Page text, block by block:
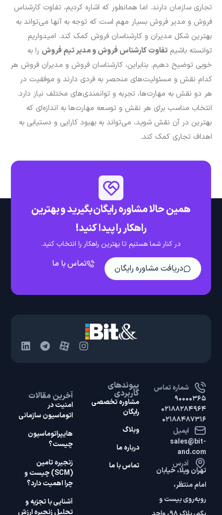
تجاری سازمان دارند. اما همانطور که اشاره کردیم، تفاوت کارشناس
فروش و مدیر فروش بسیار مهم است که توجه به آنها می‌تواند به
بهترین شکل مدیران و کارشناسان فروش کمک کند. امیدواریم
توانسته باشیم تفاوت کارشناس فروش و مدیر تیم فروش را به
خوبی توضیح دهیم. بنابراین، کارشناسان فروش و مدیران فروش هر
کدام نقش و مسئولیت‌های منحصر به فردی دارند و موفقیت در
هر دو نقش به مهارت‌ها، تجربه و توانمندی‌های مختلف نیاز دارد.
انتخاب مناسب برای هر نقش و توسعه مهارت‌ها به اندازه‌ای که
بهترین در آن نقش شوید، می‌تواند به بهبود کارایی و دستیابی به
اهداف تجاری کمک کند.
همین حالا مشاوره رایگان بگیرید و بهترین
راهکار را پیدا کنید!
در کنار شما هستیم تا بهترین راهکار را انتخاب کنید.
دریافت مشاوره رایگان تماس با ما
شماره تماس
۹۰۰۰۰۳۶۵
۰۲۱۸۸۲۸۴۹۶۴
۰۲۱۸۸۴۸۷۳۱۶
ایمیل
sales@bit-
and.com
آدرس
تهران ویلا، خیابان
امام منتظر،
روبه‌روی بیست و
پیوندهای
کاربردی
مشاوره تخصصی
رایگان
وبلاگ
درباره ما
تماس با ما
آخرین مقالات
امنیت در
اتوماسیون سازمانی
هایپر‌اتوماسیون
چیست؟
زنجیره تامین
(SCM) چیست و
چرا اهمیت دارد؟
آشنایی با تجزیه و
تحلیل زنجیره ارزش